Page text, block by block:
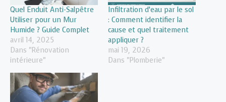
Quel Enduit Anti-Salpêtre
Utiliser pour un Mur
Humide ? Guide Complet
avril 14, 2025
Dans "Rénovation
intérieure"
Infiltration d’eau par le sol
: Comment identifier la
cause et quel traitement
appliquer ?
mai 19, 2026
Dans "Plomberie"